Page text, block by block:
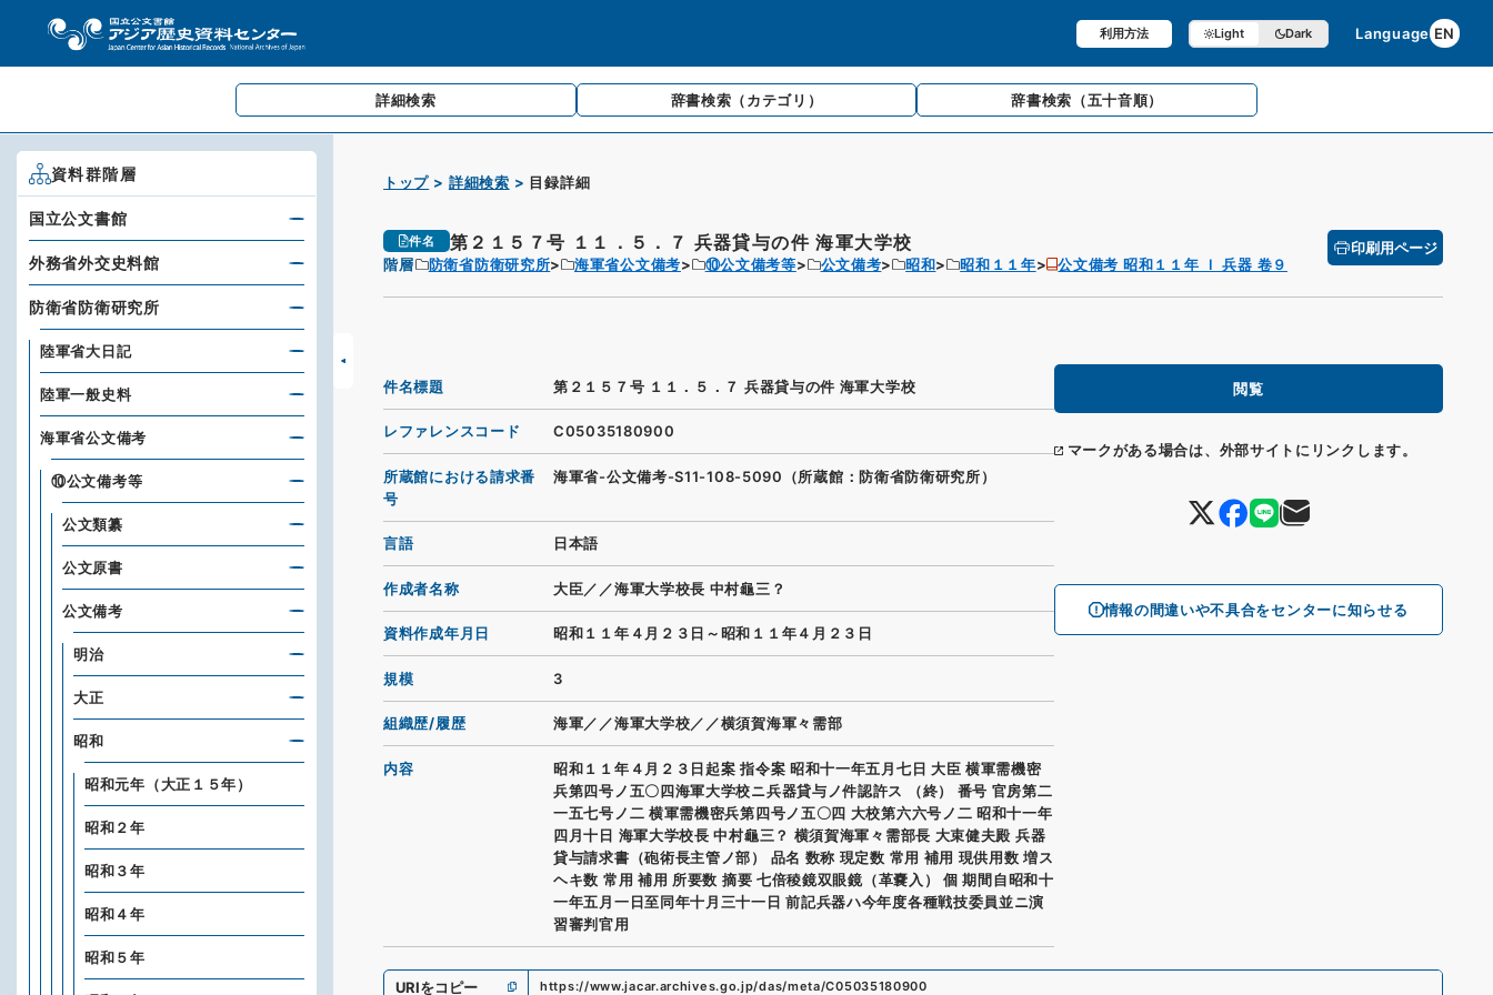
利用方法 Light Dark Language EN
詳細検索 辞書検索 （カテゴリ） 辞書検索 （五十音順）
トップ 詳細検索 目録詳細
件名 第２１５７号 １１．５．７ 兵器貸与の件 海軍大学校
階層 防衛省防衛研究所 海軍省公文備考 ⑩公文備考等 公文備考 昭和 昭和１１年 公文備考 昭和１１年 Ｉ 兵器 卷９
印刷用ページ
閲覧
マークがある場合は、外部サイトにリンクします。
情報の間違いや不具合をセンターに知らせる
件名標題 第２１５７号 １１．５．７ 兵器貸与の件 海軍大学校
レファレンスコード C05035180900
所蔵館における請求番
号
海軍省-公文備考-S11-108-5090（所蔵館：防衛省防衛研究所）
言語 日本語
作成者名称 大臣／／海軍大学校長 中村龜三？
資料作成年月日 昭和１１年４月２３日～昭和１１年４月２３日
規模 3
組織歴/履歴 海軍／／海軍大学校／／横須賀海軍々需部
内容
昭和１１年４月２３日起案 指令案 昭和十一年五月七日 大臣 横軍需機密
兵第四号ノ五〇四海軍大学校ニ兵器貸与ノ件認許ス （終） 番号 官房第二
一五七号ノ二 横軍需機密兵第四号ノ五〇四 大校第六六号ノ二 昭和十一年
四月十日 海軍大学校長 中村龜三？ 横須賀海軍々需部長 大束健夫殿 兵器
貸与請求書（砲術長主管ノ部） 品名 数称 現定数 常用 補用 現供用数 増ス
ヘキ数 常用 補用 所要数 摘要 七倍稜鏡双眼鏡（革嚢入） 個 期間自昭和十
一年五月一日至同年十月三十一日 前記兵器ハ今年度各種戦技委員並ニ演
習審判官用
URIをコピー https://www.jacar.archives.go.jp/das/meta/C05035180900
資料群階層
国立公文書館
外務省外交史料館
防衛省防衛研究所
陸軍省大日記
陸軍一般史料
海軍省公文備考
⑩公文備考等
公文類纂
公文原書
公文備考
明治
大正
昭和
昭和元年（大正１５年）
昭和２年
昭和３年
昭和４年
昭和５年